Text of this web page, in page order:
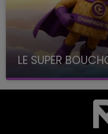
LE SUPER
avec La Famille